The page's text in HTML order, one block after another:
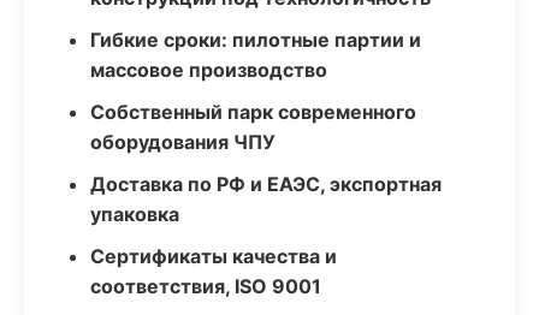
Гибкие сроки: пилотные партии и
массовое производство
Собственный парк современного
оборудования ЧПУ
Доставка по РФ и ЕАЭС, экспортная
упаковка
Сертификаты качества и
соответствия, ISO 9001